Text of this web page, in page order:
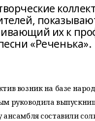
их к
«Реченька».
возник на базе
руководила
ансамбля составили